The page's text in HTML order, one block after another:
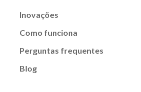
Inovações
Como funciona
Perguntas frequentes
Blog